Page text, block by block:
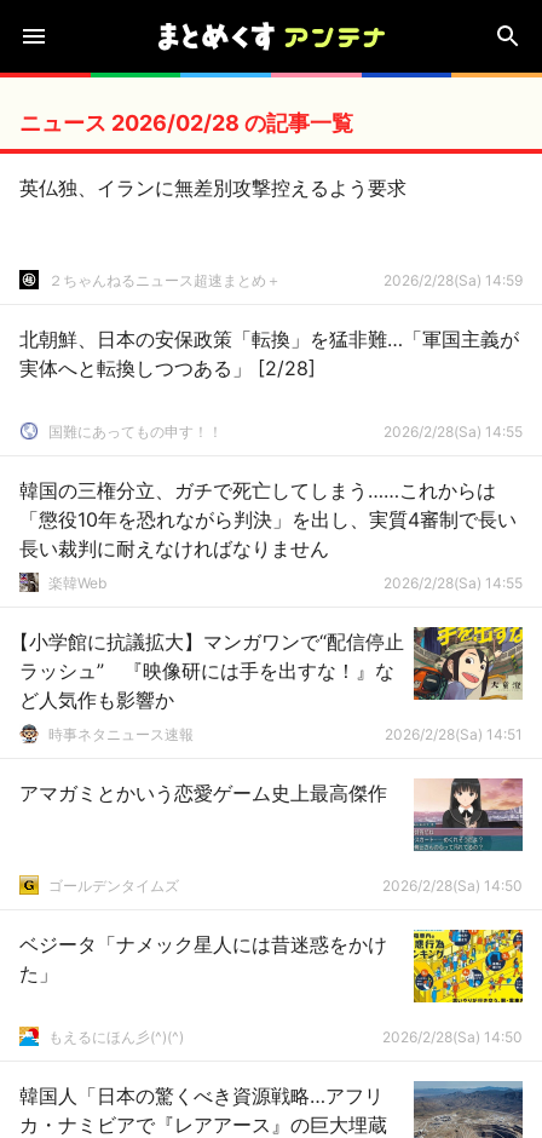
ニュース 2026/02/28 の記事一覧
英仏独、イランに無差別攻撃控えるよう要求
２ちゃんねるニュース超速まとめ＋ 2026/2/28(Sa) 14:59
北朝鮮、日本の安保政策「転換」を猛非難…「軍国主義が
実体へと転換しつつある」 [2/28]
国難にあってもの申す！！ 2026/2/28(Sa) 14:55
韓国の三権分立、ガチで死亡してしまう……これからは
「懲役10年を恐れながら判決」を出し、実質4審制で長い
長い裁判に耐えなければなりません
楽韓Web 2026/2/28(Sa) 14:55
【小学館に抗議拡大】マンガワンで“配信停止
ラッシュ” 『映像研には手を出すな！』な
ど人気作も影響か
時事ネタニュース速報 2026/2/28(Sa) 14:51
アマガミとかいう恋愛ゲーム史上最高傑作
ゴールデンタイムズ 2026/2/28(Sa) 14:50
ベジータ「ナメック星人には昔迷惑をかけ
た」
もえるにほん彡(^)(^) 2026/2/28(Sa) 14:50
韓国人「日本の驚くべき資源戦略…アフリ
カ・ナミビアで『レアアース』の巨大埋蔵